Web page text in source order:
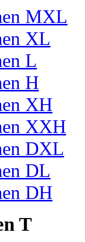
MXL
XL
L
H
XH
XXH
DXL
DL
DH
T